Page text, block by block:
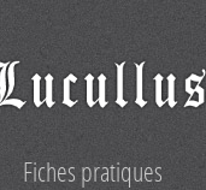
Fiches pratiques